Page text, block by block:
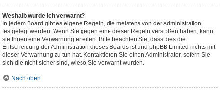
Weshalb wurde ich verwarnt?
In jedem Board gibt es eigene Regeln, die meistens von der Administration
festgelegt werden. Wenn Sie gegen eine dieser Regeln verstoßen haben, kann
sie Ihnen eine Verwarnung erteilen. Bitte beachten Sie, dass dies die
Entscheidung der Administration dieses Boards ist und phpBB Limited nichts mit
dieser Verwarnung zu tun hat. Kontaktieren Sie einen Administrator, sofern Sie
sich die nicht sicher sind, wieso Sie verwarnt wurden.
Nach oben